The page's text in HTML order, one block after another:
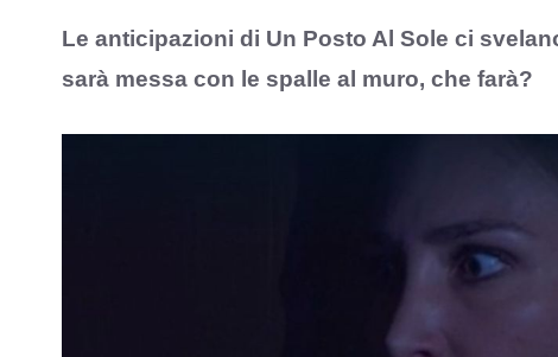
Le anticipazioni di Un Posto Al Sole ci
sarà messa con le spalle al muro, che farà?